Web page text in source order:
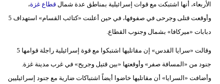
وتكنولوجيا
مدوَّنات
أبراج
الأربعاء، أنها اشتبكت مع قوات إسرائيلية بمناطق عدة شمال قطاع غزة،
وأوقعت قتلى وجرحى في صفوفها، في حين أعلنت «كتائب القسام» استهداف 5
دبابات «ميركافا» بشمال وجنوب القطاع.
وقالت «سرايا القدس» إن مقاتليها اشتبكوا مع قوة إسرائيلية راجلة قوامها 5
جنود من «المسافة صفر» وأوقعتها «بين قتيل وجريح» في غرب مدينة غزة.
وأضافت «السرايا» أن مقاتليها خاضوا أيضاً اشتباكات ضارية مع جنود إسرائيليين